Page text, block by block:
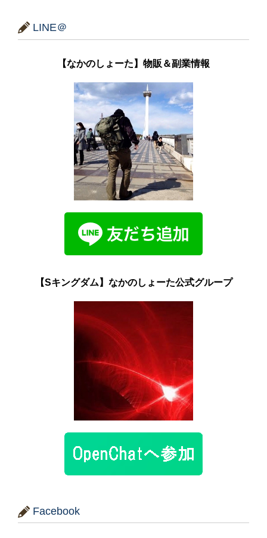
LINE＠
【なかのしょーた】物販＆副業情報
【Sキングダム】なかのしょーた公式グループ
Facebook